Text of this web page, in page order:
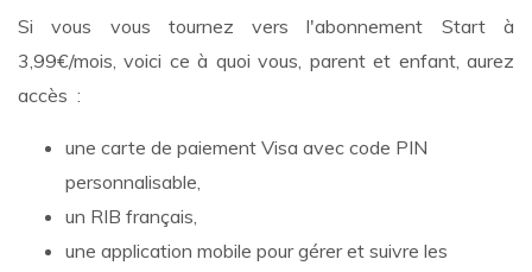
Si vous vous tournez vers l'abonnement Start à
3,99€/mois, voici ce à quoi vous, parent et enfant, aurez
accès :
une carte de paiement Visa avec code PIN
personnalisable,
un RIB français,
une application mobile pour gérer et suivre les